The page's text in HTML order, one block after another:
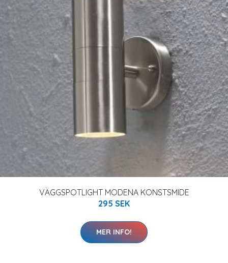
VÄGGSPOTLIGHT MODENA KONSTSMIDE
295 SEK
MER INFO!